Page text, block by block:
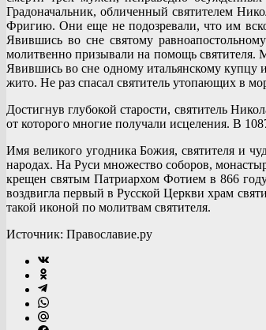
Градоначальник, обличенный святителем
Фригию. Они еще не подозревали, что им
Явившись во сне святому
молитвенно призывали на помощь святителя.
Явившись во сне одному итальянскому купцу
жито. Не раз спасал святитель утопающих в
Достигнув глубокой старости, святитель
от которого многие получали исцеления. В
Имя великого угодника Божия, святителя и
народах. На Руси множество соборов,
крещен святым Патриархом Фотием в 866
воздвигла первый в Русской Церкви храм
такой иконой по молитвам святителя.
Источник: Православие.ру